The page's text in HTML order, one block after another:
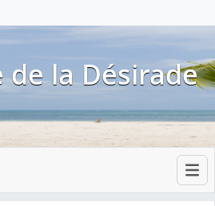
de la Désirade